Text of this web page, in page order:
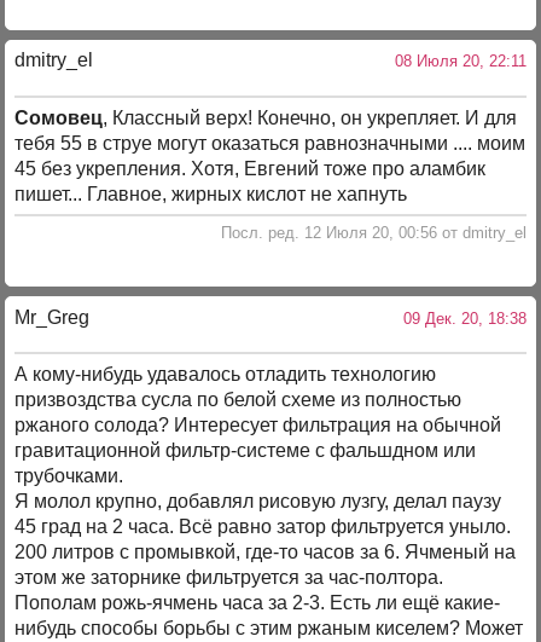
dmitry_el 08 Июля 20, 22:11
Сомовец, Классный верх! Конечно, он укрепляет. И для
тебя 55 в струе могут оказаться равнозначными .... моим
45 без укрепления. Хотя, Евгений тоже про аламбик
пишет... Главное, жирных кислот не хапнуть
Посл. ред. 12 Июля 20, 00:56 от dmitry_el
Mr_Greg 09 Дек. 20, 18:38
А кому-нибудь удавалось отладить технологию
призвоздства сусла по белой схеме из полностью
ржаного солода? Интересует фильтрация на обычной
гравитационной фильтр-системе с фальшдном или
трубочками.
Я молол крупно, добавлял рисовую лузгу, делал паузу
45 град на 2 часа. Всё равно затор фильтруется уныло.
200 литров с промывкой, где-то часов за 6. Ячменый на
этом же заторнике фильтруется за час-полтора.
Пополам рожь-ячмень часа за 2-3. Есть ли ещё какие-
нибудь способы борьбы с этим ржаным киселем? Может